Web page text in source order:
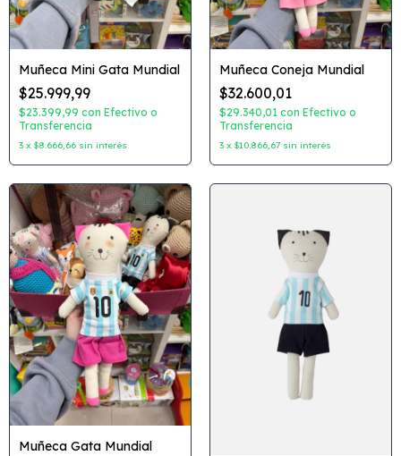
Muñeca Mini Gata Mundial
$25.999,99
$23.399,99 con Efectivo o
Transferencia
3 x $8.666,66 sin interés
Muñeca Coneja Mundial
$32.600,01
$29.340,01 con Efectivo o
Transferencia
3 x $10.866,67 sin interés
Muñeca Gata Mundial